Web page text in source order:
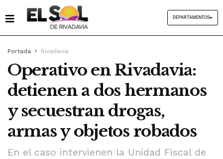
DEPARTAMENTOS
Portada Rivadavia
Operativo en Rivadavia:
detienen a dos hermanos
y secuestran drogas,
armas y objetos robados
En el caso intervienen la Unidad Fiscal de